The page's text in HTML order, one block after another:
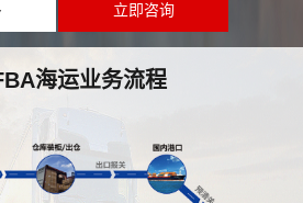
立即咨询
海运业务流程